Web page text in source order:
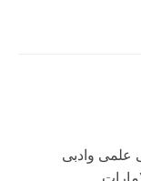
علمى وادبى